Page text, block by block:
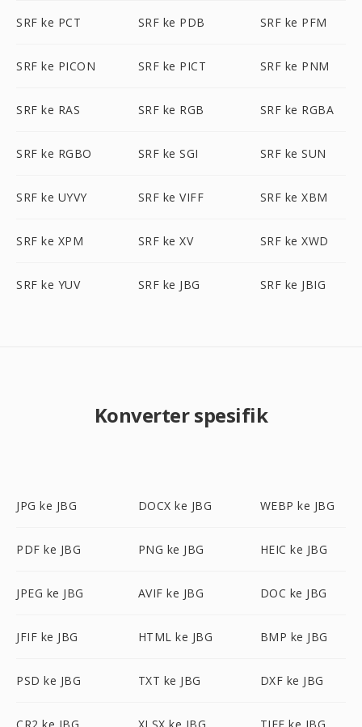
SRF ke PCT SRF ke PDB SRF ke PFM
SRF ke PICON SRF ke PICT SRF ke PNM
SRF ke RAS SRF ke RGB SRF ke RGBA
SRF ke RGBO SRF ke SGI SRF ke SUN
SRF ke UYVY SRF ke VIFF SRF ke XBM
SRF ke XPM SRF ke XV SRF ke XWD
SRF ke YUV SRF ke JBG SRF ke JBIG
Konverter spesifik
JPG ke JBG DOCX ke JBG WEBP ke JBG
PDF ke JBG PNG ke JBG HEIC ke JBG
JPEG ke JBG AVIF ke JBG DOC ke JBG
JFIF ke JBG HTML ke JBG BMP ke JBG
PSD ke JBG TXT ke JBG DXF ke JBG